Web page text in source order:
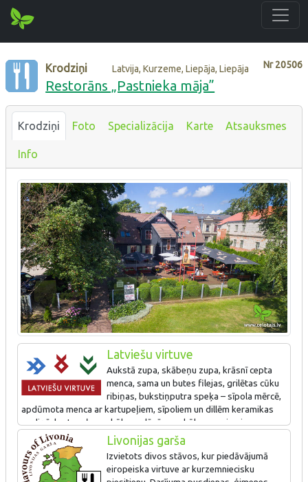
Nr20506
Krodziņi Latvija, Kurzeme, Liepāja, Liepāja
Restorāns „Pastnieka māja”
Krodziņi Foto Specializācija Karte Atsauksmes
Info
Latviešu virtuve
Aukstā zupa, skābeņu zupa, krāsnī cepta
menca, sama un butes filejas, grilētas cūku
ribiņas, bukstiņputra speķa – sīpola mērcē,
apdūmota menca ar kartupeļiem, sīpoliem un dillēm keramikas
podiņā, kartupeļu pankūkas, plānās pankūkas, rupjmaizes
kārtojums.
Īpašais ēdiens: „Liepājas menciņi” – apdūmota menca ar
kartupeļiem, sīpoliem un dillēm keramikas podiņā.
Livonijas garša
Izvietots divos stāvos, kur piedāvājumā
eiropeiska virtuve ar kurzemniecisku